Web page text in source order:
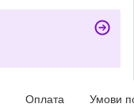
Оплата Умови